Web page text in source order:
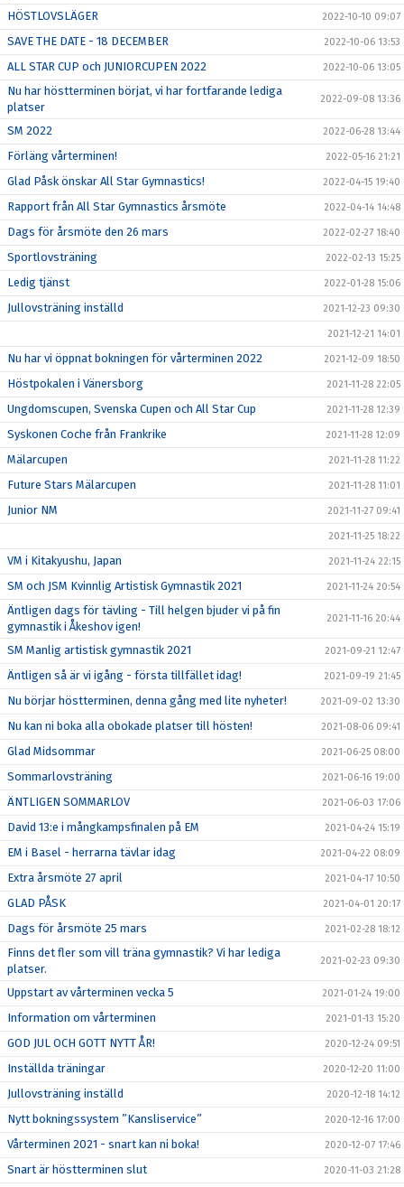
HÖSTLOVSLÄGER 2022-10-10 09:07
SAVE THE DATE - 18 DECEMBER 2022-10-06 13:53
ALL STAR CUP och JUNIORCUPEN 2022 2022-10-06 13:05
Nu har höstterminen börjat, vi har fortfarande lediga
platser
2022-09-08 13:36
SM 2022 2022-06-28 13:44
Förläng vårterminen! 2022-05-16 21:21
Glad Påsk önskar All Star Gymnastics! 2022-04-15 19:40
Rapport från All Star Gymnastics årsmöte 2022-04-14 14:48
Dags för årsmöte den 26 mars 2022-02-27 18:40
Sportlovsträning 2022-02-13 15:25
Ledig tjänst 2022-01-28 15:06
Jullovsträning inställd 2021-12-23 09:30
2021-12-21 14:01
Nu har vi öppnat bokningen för vårterminen 2022 2021-12-09 18:50
Höstpokalen i Vänersborg 2021-11-28 22:05
Ungdomscupen, Svenska Cupen och All Star Cup 2021-11-28 12:39
Syskonen Coche från Frankrike 2021-11-28 12:09
Mälarcupen 2021-11-28 11:22
Future Stars Mälarcupen 2021-11-28 11:01
Junior NM 2021-11-27 09:41
2021-11-25 18:22
VM i Kitakyushu, Japan 2021-11-24 22:15
SM och JSM Kvinnlig Artistisk Gymnastik 2021 2021-11-24 20:54
Äntligen dags för tävling - Till helgen bjuder vi på fin
gymnastik i Åkeshov igen!
2021-11-16 20:44
SM Manlig artistisk gymnastik 2021 2021-09-21 12:47
Äntligen så är vi igång - första tillfället idag! 2021-09-19 21:45
Nu börjar höstterminen, denna gång med lite nyheter! 2021-09-02 13:30
Nu kan ni boka alla obokade platser till hösten! 2021-08-06 09:41
Glad Midsommar 2021-06-25 08:00
Sommarlovsträning 2021-06-16 19:00
ÄNTLIGEN SOMMARLOV 2021-06-03 17:06
David 13:e i mångkampsfinalen på EM 2021-04-24 15:19
EM i Basel - herrarna tävlar idag 2021-04-22 08:09
Extra årsmöte 27 april 2021-04-17 10:50
GLAD PÅSK 2021-04-01 20:17
Dags för årsmöte 25 mars 2021-02-28 18:12
Finns det fler som vill träna gymnastik? Vi har lediga
platser.
2021-02-23 09:30
Uppstart av vårterminen vecka 5 2021-01-24 19:00
Information om vårterminen 2021-01-13 15:20
GOD JUL OCH GOTT NYTT ÅR! 2020-12-24 09:51
Inställda träningar 2020-12-20 11:00
Jullovsträning inställd 2020-12-18 14:12
Nytt bokningssystem ”Kansliservice” 2020-12-16 17:00
Vårterminen 2021 - snart kan ni boka! 2020-12-07 17:46
Snart är höstterminen slut 2020-11-03 21:28